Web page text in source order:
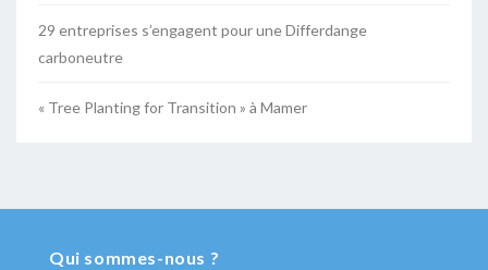
29 entreprises s’engagent pour une Differdange
carboneutre
« Tree Planting for Transition » à Mamer
Qui sommes-nous ?